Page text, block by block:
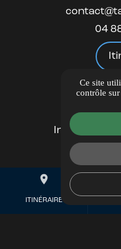
place
ITINÉRAIRE
04
Informations
Politique
Ce site
contrôle